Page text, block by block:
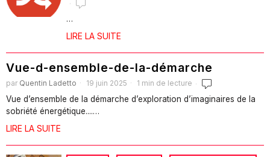
…
LIRE LA SUITE
Vue-d-ensemble-de-la-démarche
par Quentin Ladetto 19 juin 2025 1 min de lecture
Vue d’ensemble de la démarche d’exploration d’imaginaires de la
sobriété énergétique....…
LIRE LA SUITE